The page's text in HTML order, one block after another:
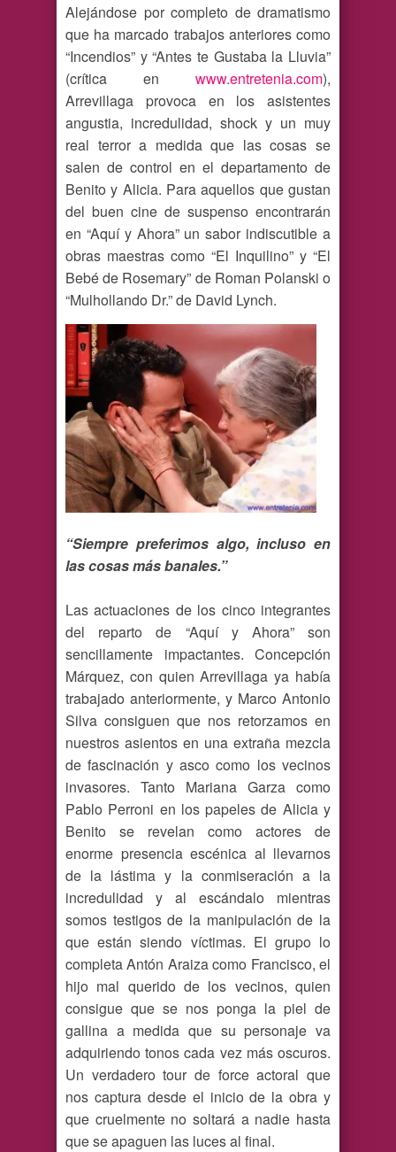
Alejándose por completo de dramatismo
que ha marcado trabajos anteriores como
“Incendios” y “Antes te Gustaba la Lluvia”
(crítica en www.entretenia.com),
Arrevillaga provoca en los asistentes
angustia, incredulidad, shock y un muy
real terror a medida que las cosas se
salen de control en el departamento de
Benito y Alicia. Para aquellos que gustan
del buen cine de suspenso encontrarán
en “Aquí y Ahora” un sabor indiscutible a
obras maestras como “El Inquilino” y “El
Bebé de Rosemary” de Roman Polanski o
“Mulhollando Dr.” de David Lynch.
“Siempre preferimos algo, incluso en
las cosas más banales.”
Las actuaciones de los cinco integrantes
del reparto de “Aquí y Ahora” son
sencillamente impactantes. Concepción
Márquez, con quien Arrevillaga ya había
trabajado anteriormente, y Marco Antonio
Silva consiguen que nos retorzamos en
nuestros asientos en una extraña mezcla
de fascinación y asco como los vecinos
invasores. Tanto Mariana Garza como
Pablo Perroni en los papeles de Alicia y
Benito se revelan como actores de
enorme presencia escénica al llevarnos
de la lástima y la conmiseración a la
incredulidad y al escándalo mientras
somos testigos de la manipulación de la
que están siendo víctimas. El grupo lo
completa Antón Araiza como Francisco, el
hijo mal querido de los vecinos, quien
consigue que se nos ponga la piel de
gallina a medida que su personaje va
adquiriendo tonos cada vez más oscuros.
Un verdadero tour de force actoral que
nos captura desde el inicio de la obra y
que cruelmente no soltará a nadie hasta
que se apaguen las luces al final.